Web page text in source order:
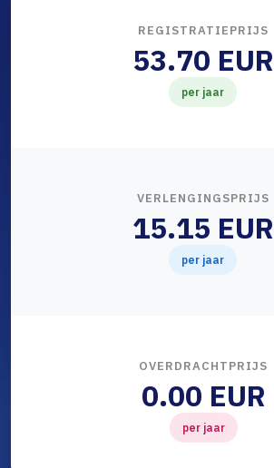
REGISTRATIEPRIJS
53.70 EUR
per jaar
VERLENGINGSPRIJS
15.15 EUR
per jaar
OVERDRACHTPRIJS
0.00 EUR
per jaar